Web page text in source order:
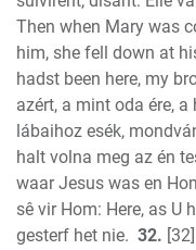
Then when Mary was
him, she fell down at
hadst been here, my
azért, a mint oda ére,
lábaihoz esék,
halt volna meg az én
waar Jesus was en
sê vir Hom: Here, as U
gesterf het nie. 32.